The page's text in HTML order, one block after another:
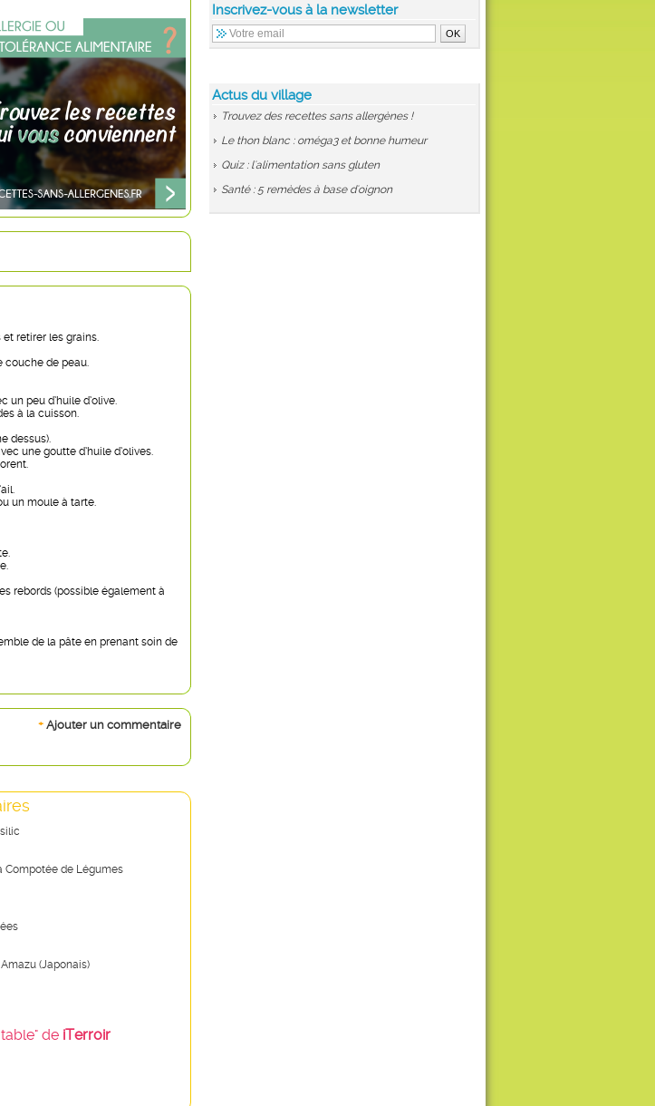
Inscrivez-vous à la newsletter
Actus du village
Trouvez des recettes sans allergènes !
Le thon blanc : oméga3 et bonne humeur
Quiz : l'alimentation sans gluten
Santé : 5 remèdes à base d'oignon
retirer les grains.
couche de peau.
un peu d’huile d’olive.
à la cuisson.
dessus).
une goutte d’huile d’olives.
un moule à tarte.
rebords (possible également à
de la pâte en prenant soin de
+ Ajouter un commentaire
Compotée de Légumes
(Japonais)
de iTerroir